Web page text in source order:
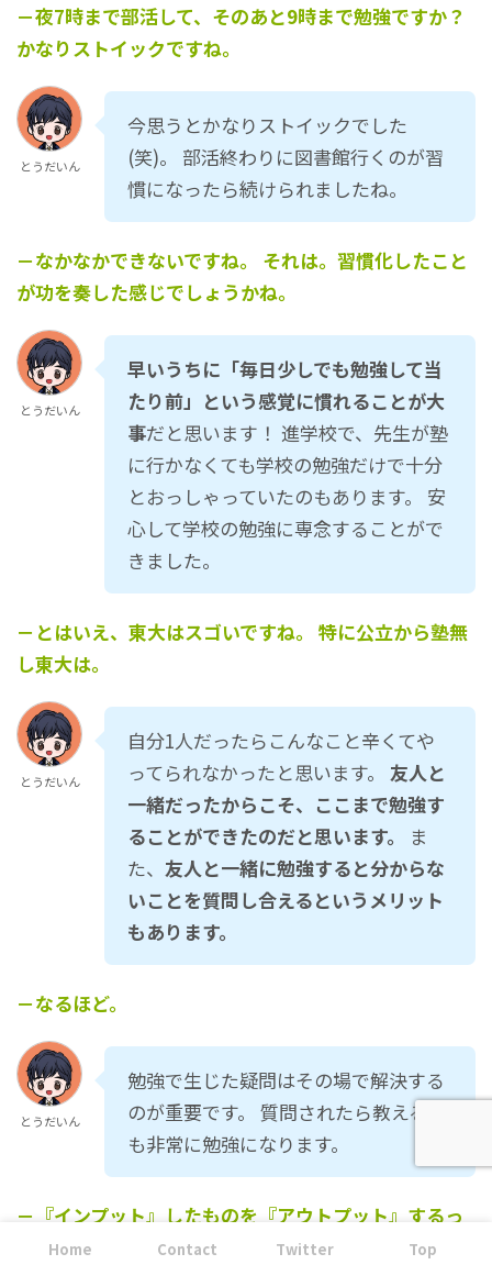
－夜7時まで部活して、そのあと9時まで勉強ですか？
かなりストイックですね。
とうだいん
今思うとかなりストイックでした
(笑)。 部活終わりに図書館行くのが習
慣になったら続けられましたね。
－なかなかできないですね。 それは。習慣化したこと
が功を奏した感じでしょうかね。
とうだいん
早いうちに「毎日少しでも勉強して当
たり前」という感覚に慣れることが大
事だと思います！ 進学校で、先生が塾
に行かなくても学校の勉強だけで十分
とおっしゃっていたのもあります。 安
心して学校の勉強に専念することがで
きました。
－とはいえ、東大はスゴいですね。 特に公立から塾無
し東大は。
とうだいん
自分1人だったらこんなこと辛くてや
ってられなかったと思います。 友人と
一緒だったからこそ、ここまで勉強す
ることができたのだと思います。
ま
た、 友人と一緒に勉強すると分からな
いことを質問し合えるというメリット
もあります。
－なるほど。
とうだいん
勉強で生じた疑問はその場で解決する
のが重要です。 質問されたら教えるの
も非常に勉強になります。
－『インプット』したものを『アウトプット』するっ
てことですね。
Home Contact Twitter Top